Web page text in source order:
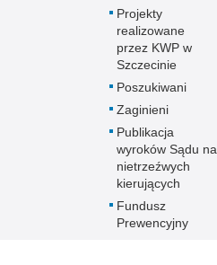
Projekty
realizowane
przez KWP w
Szczecinie
Poszukiwani
Zaginieni
Publikacja
wyroków Sądu na
nietrzeźwych
kierujących
Fundusz
Prewencyjny